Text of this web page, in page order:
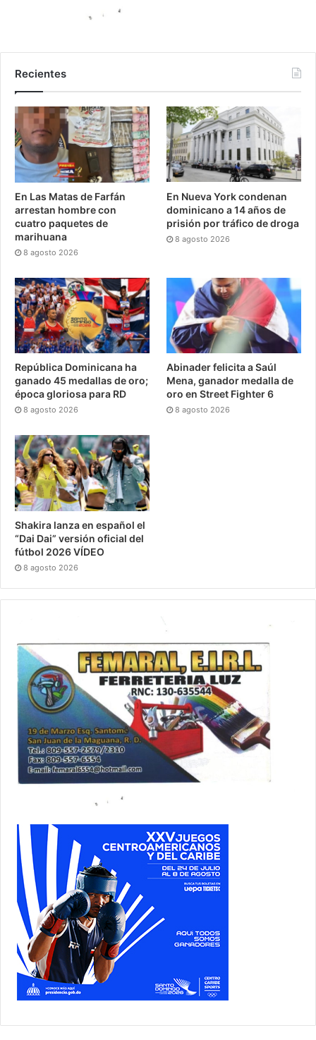
Recientes
En Las Matas de Farfán
arrestan hombre con
cuatro paquetes de
marihuana
8 agosto 2026
En Nueva York condenan
dominicano a 14 años de
prisión por tráfico de droga
8 agosto 2026
República Dominicana ha
ganado 45 medallas de oro;
época gloriosa para RD
8 agosto 2026
Abinader felicita a Saúl
Mena, ganador medalla de
oro en Street Fighter 6
8 agosto 2026
Shakira lanza en español el
“Dai Dai” versión oficial del
fútbol 2026 VÍDEO
8 agosto 2026